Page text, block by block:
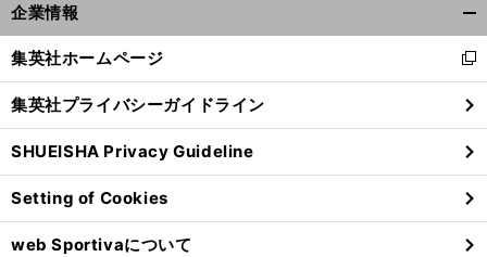
企業情報
閉
る
集英社ホームページ
新
し
い
ウ
ィ
ン
ド
ウ
で
集英社プライバシーガイドライン
SHUEISHA Privacy Guideline
Setting of Cookies
web Sportivaについて